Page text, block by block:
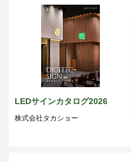
LEDサインカタログ2026
株式会社タカショー